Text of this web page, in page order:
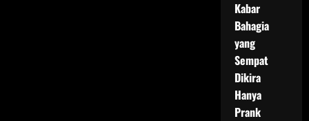
Kabar
Bahagia
yang
Sempat
Dikira
Hanya
Prank